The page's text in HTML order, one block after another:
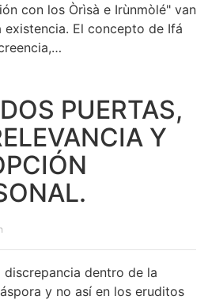
con los Òrìsà e Irùnmòlé" van
El concepto de Ifá
PUERTAS,
Y
discrepancia dentro de la
y no así en los eruditos